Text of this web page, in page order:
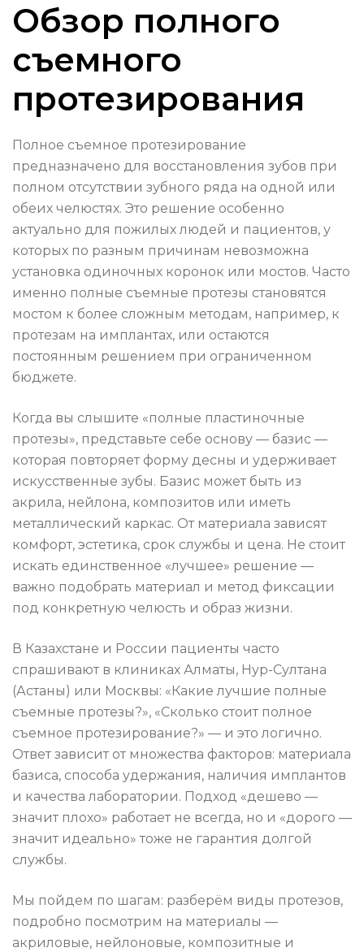
Обзор полного
съемного
протезирования
Полное съемное протезирование
предназначено для восстановления зубов при
полном отсутствии зубного ряда на одной или
обеих челюстях. Это решение особенно
актуально для пожилых людей и пациентов, у
которых по разным причинам невозможна
установка одиночных коронок или мостов. Часто
именно полные съемные протезы становятся
мостом к более сложным методам, например, к
протезам на имплантах, или остаются
постоянным решением при ограниченном
бюджете.
Когда вы слышите «полные пластиночные
протезы», представьте себе основу — базис —
которая повторяет форму десны и удерживает
искусственные зубы. Базис может быть из
акрила, нейлона, композитов или иметь
металлический каркас. От материала зависят
комфорт, эстетика, срок службы и цена. Не стоит
искать единственное «лучшее» решение —
важно подобрать материал и метод фиксации
под конкретную челюсть и образ жизни.
В Казахстане и России пациенты часто
спрашивают в клиниках Алматы, Нур-Султана
(Астаны) или Москвы: «Какие лучшие полные
съемные протезы?», «Сколько стоит полное
съемное протезирование?» — и это логично.
Ответ зависит от множества факторов: материала
базиса, способа удержания, наличия имплантов
и качества лаборатории. Подход «дешево —
значит плохо» работает не всегда, но и «дорого —
значит идеально» тоже не гарантия долгой
службы.
Мы пойдем по шагам: разберём виды протезов,
подробно посмотрим на материалы —
акриловые, нейлоновые, композитные и